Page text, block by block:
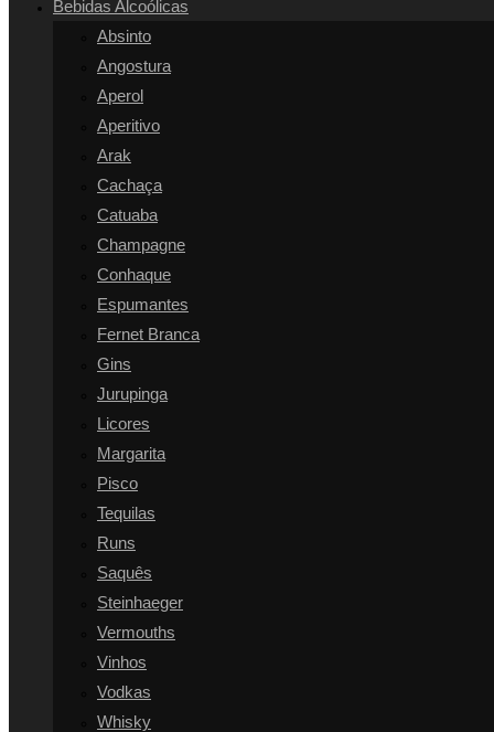
Bebidas Alcoólicas
Absinto
Angostura
Aperol
Aperitivo
Arak
Cachaça
Catuaba
Champagne
Conhaque
Espumantes
Fernet Branca
Gins
Jurupinga
Licores
Margarita
Pisco
Tequilas
Runs
Saquês
Steinhaeger
Vermouths
Vinhos
Vodkas
Whisky